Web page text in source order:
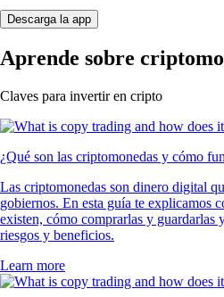
Descarga la app
Aprende sobre
Claves para invertir en cripto
¿Qué son las criptomonedas y cómo
Las criptomonedas son dinero digital
gobiernos. En esta guía te explicamos
existen, cómo comprarlas y guardarlas
riesgos y beneficios.
Learn more